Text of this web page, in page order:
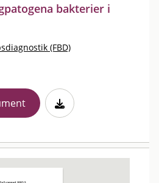
bakterier i
(FBD)